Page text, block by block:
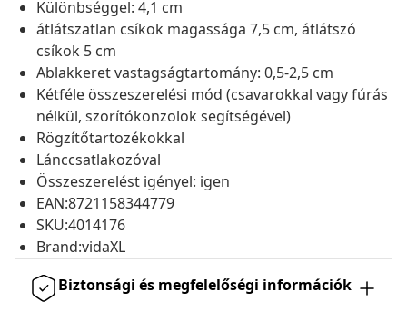
Különbséggel: 4,1 cm
átlátszatlan csíkok magassága 7,5 cm, átlátszó
csíkok 5 cm
Ablakkeret vastagságtartomány: 0,5-2,5 cm
Kétféle összeszerelési mód (csavarokkal vagy fúrás
nélkül, szorítókonzolok segítségével)
Rögzítőtartozékokkal
Lánccsatlakozóval
Összeszerelést igényel: igen
EAN:8721158344779
SKU:4014176
Brand:vidaXL
Biztonsági és megfelelőségi információk